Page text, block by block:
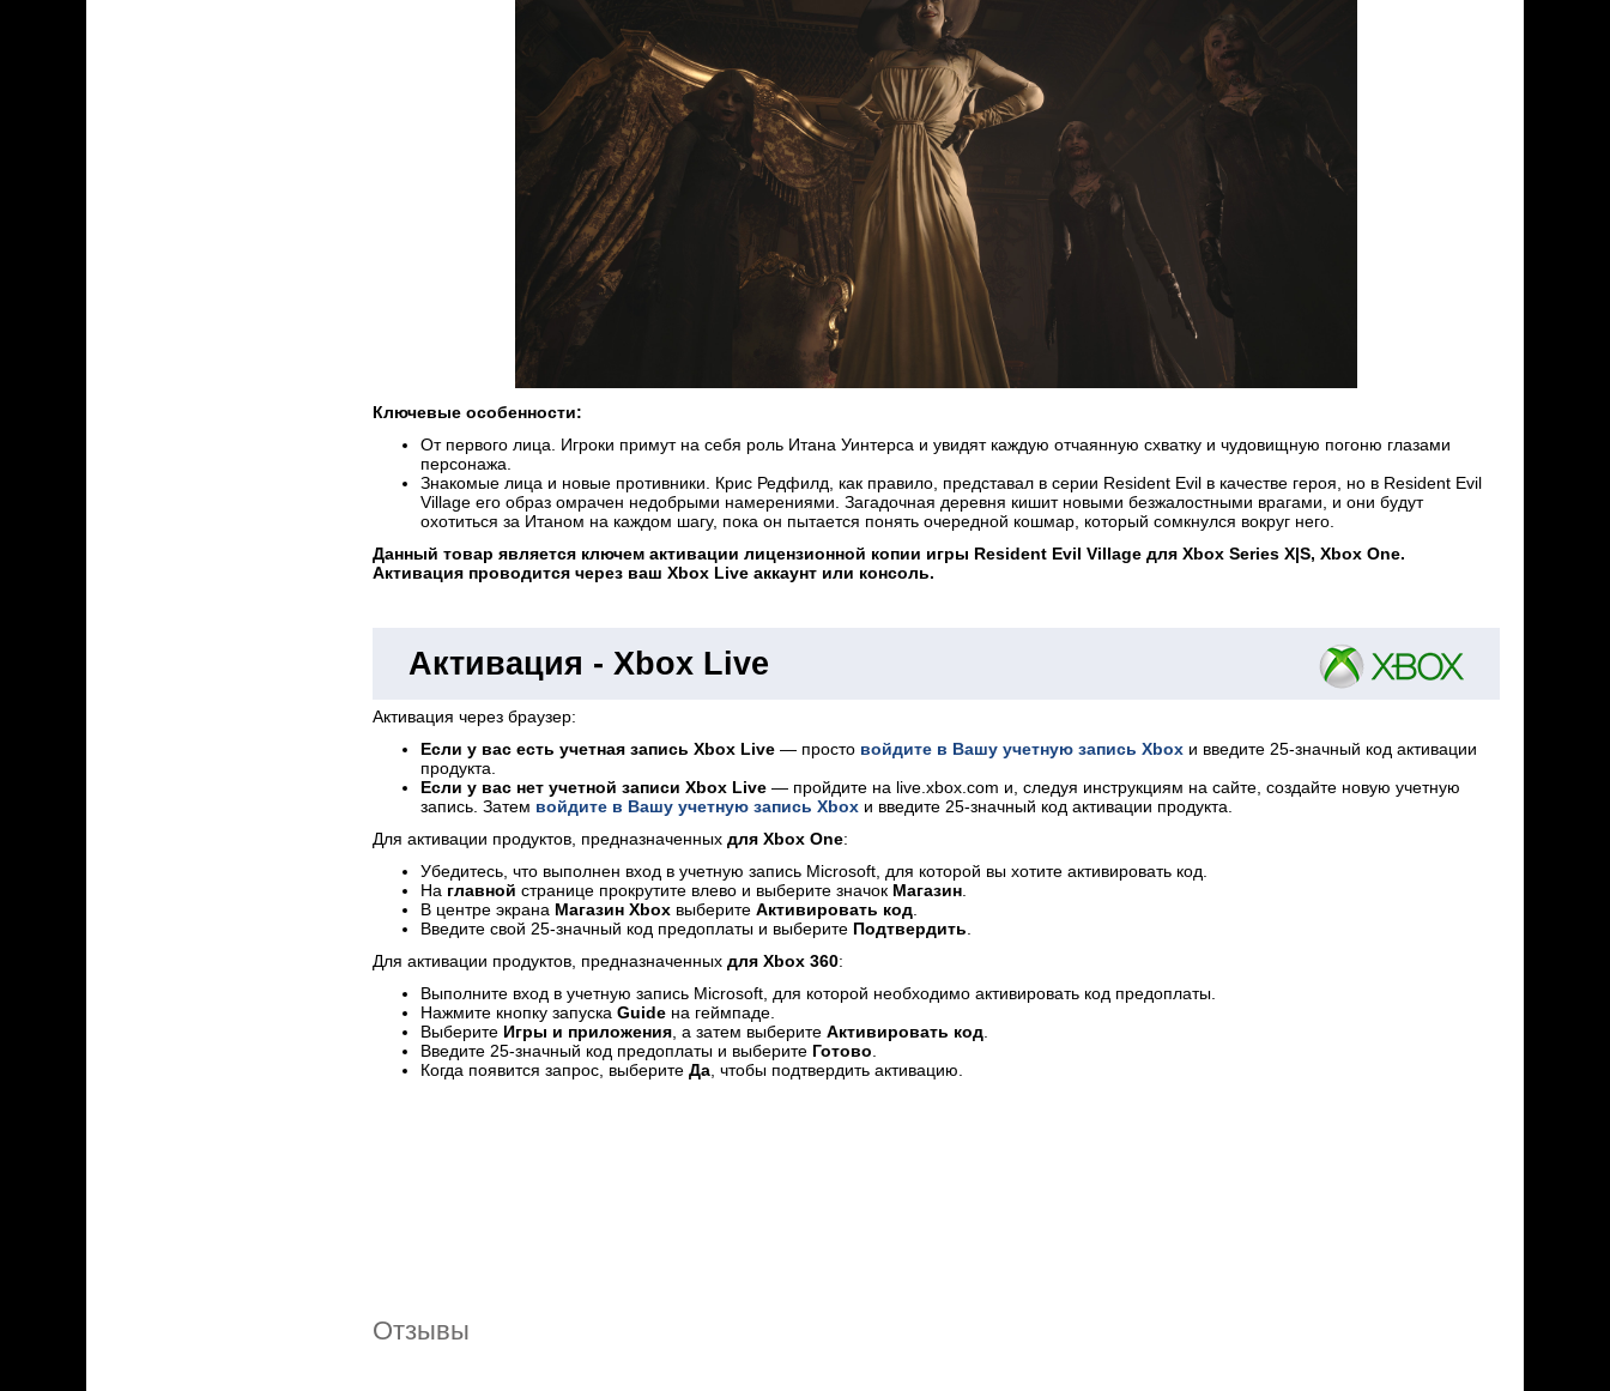
Ключевые особенности:
От первого лица. Игроки примут на себя роль Итана Уинтерса и увидят каждую отчаянную схватку и чудовищную погоню глазами
персонажа.
Знакомые лица и новые противники. Крис Редфилд, как правило, представал в серии Resident Evil в качестве героя, но в Resident Evil
Village его образ омрачен недобрыми намерениями. Загадочная деревня кишит новыми безжалостными врагами, и они будут
охотиться за Итаном на каждом шагу, пока он пытается понять очередной кошмар, который сомкнулся вокруг него.
Данный товар является ключем активации лицензионной копии игры Resident Evil Village для Xbox Series X|S, Xbox One.
Активация проводится через ваш Xbox Live аккаунт или консоль.
Активация - Xbox Live
Активация через браузер:
Если у вас есть учетная запись Xbox Live— просто войдите в Вашу учетную запись Xboxи введите 25-значный код активации
продукта.
Если у вас нет учетной записи Xbox Live— пройдите на live.xbox.com и, следуя инструкциям на сайте, создайте новую учетную
запись. Затем войдите в Вашу учетную запись Xboxи введите 25-значный код активации продукта.
Для активации продуктов, предназначенных для Xbox One:
Убедитесь, что выполнен вход в учетную запись Microsoft, для которой вы хотите активировать код.
На главной странице прокрутите влево и выберите значок Магазин.
В центре экрана Магазин Xboxвыберите Активировать код.
Введите свой 25-значный код предоплаты и выберите Подтвердить.
Для активации продуктов, предназначенных для Xbox 360:
Выполните вход в учетную запись Microsoft, для которой необходимо активировать код предоплаты.
Нажмите кнопку запуска Guideна геймпаде.
Выберите Игры и приложения, а затем выберите Активировать код.
Введите 25-значный код предоплаты и выберите Готово.
Когда появится запрос, выберите Да, чтобы подтвердить активацию.
Отзывы